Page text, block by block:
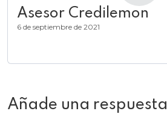
Asesor Credilemon
6 de septiembre de 2021
Añade una respuesta